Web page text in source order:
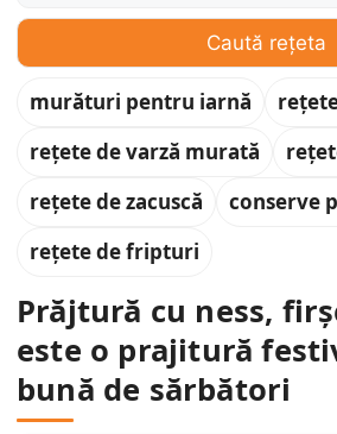
Caută rețeta
murături pentru iarnă
rețete de varză murată
rețete de zacuscă
conserve
rețete de fripturi
Prăjtură cu ness,
este o prajitură
bună de sărbători